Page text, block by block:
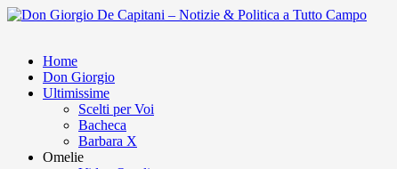
Home
Don Giorgio
Ultimissime
Scelti per Voi
Bacheca
Barbara X
Omelie